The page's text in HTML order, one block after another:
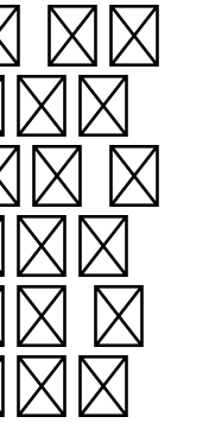
기타
어
이 붕
한
충
면